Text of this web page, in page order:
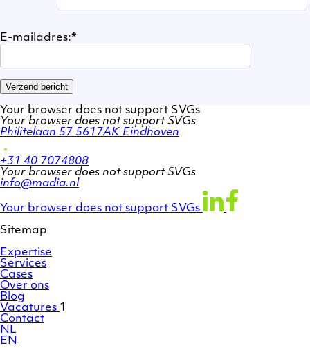
E-mailadres:*
Verzend bericht
Your browser does not support SVGs
Your browser does not support SVGs
Philitelaan 57 5617AK Eindhoven
+31 40 7074808
Your browser does not support SVGs
info@madia.nl
account
Your browser does not support SVGs
LinkedIn
profile
Facebook
profile
Sitemap
Expertise
Services
Cases
Over ons
Blog
Vacatures 1
Contact
NL
EN